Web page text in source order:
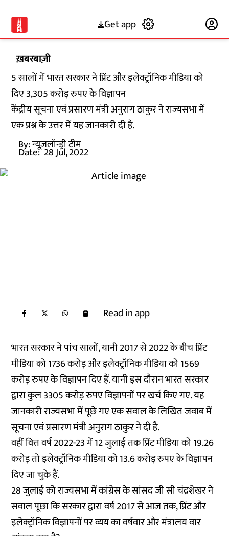
Get app
ख़बरबाज़ी
5 सालों में भारत सरकार ने प्रिंट और इलेक्ट्रॉनिक मीडिया को
दिए 3,305 करोड़ रुपए के विज्ञापन
केंद्रीय सूचना एवं प्रसारण मंत्री अनुराग ठाकुर ने राज्यसभा में
एक प्रश्न के उत्तर में यह जानकारी दी है.
By:न्यूज़लॉन्ड्री टीम
Date: 28 Jul, 2022
Read in app
भारत सरकार ने पांच सालों, यानी 2017 से 2022 के बीच प्रिंट
मीडिया को 1736 करोड़ और इलेक्ट्रॉनिक मीडिया को 1569
करोड़ रुपए के विज्ञापन दिए हैं. यानी इस दौरान भारत सरकार
द्वारा कुल 3305 करोड़ रुपए विज्ञापनों पर खर्च किए गए. यह
जानकारी राज्यसभा में पूछे गए एक सवाल के लिखित जवाब में
सूचना एवं प्रसारण मंत्री अनुराग ठाकुर ने दी है.
वहीं वित्त वर्ष 2022-23 में 12 जुलाई तक प्रिंट मीडिया को 19.26
करोड़ तो इलेक्ट्रॉनिक मीडिया को 13.6 करोड़ रुपए केविज्ञापन
दिए जा चुके हैं.
28 जुलाई को राज्यसभा में कांग्रेस के सांसद जी सी चंद्रशेखर ने
सवाल पूछा कि सरकार द्वारा वर्ष 2017 से आज तक, प्रिंट और
इलेक्ट्रॉनिक विज्ञापनों पर व्यय का वर्षवार और मंत्रालय वार